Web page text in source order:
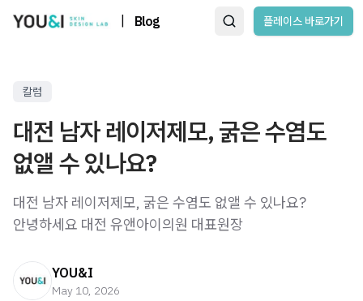
Blog 플레이스 바로가기
칼럼
대전 남자 레이저제모, 굵은 수염도
없앨 수 있나요?
대전 남자 레이저제모, 굵은 수염도 없앨 수 있나요?
안녕하세요 대전 유앤아이의원 대표원장
YOU&I
May 10, 2026